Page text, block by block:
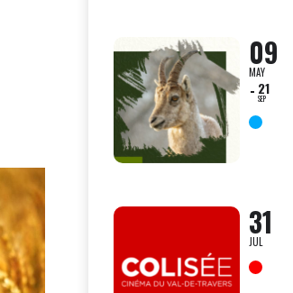
09
MAY
21
SEP
31
JUL